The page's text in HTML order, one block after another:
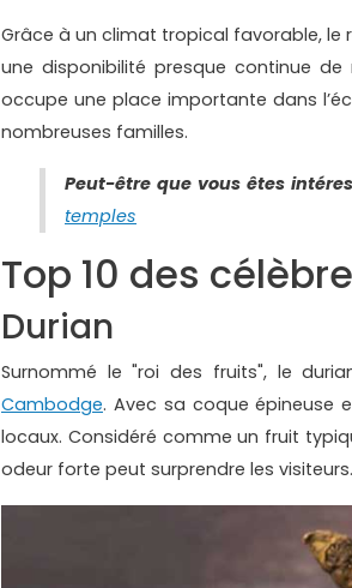
Grâce à un climat tropical favorable, le
une disponibilité presque continue de
occupe une place importante dans
nombreuses familles.
Peut-être que vous êtes
temples
Top 10 des
Durian
Surnommé le "roi des fruits", le
Cambodge. Avec sa coque épineuse
locaux. Considéré comme un fruit
odeur forte peut surprendre les visiteurs.